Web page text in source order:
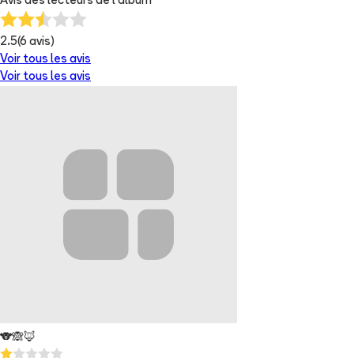
2.5(6 avis)
Voir tous les avis
Voir tous les avis
🐨🙈🦊